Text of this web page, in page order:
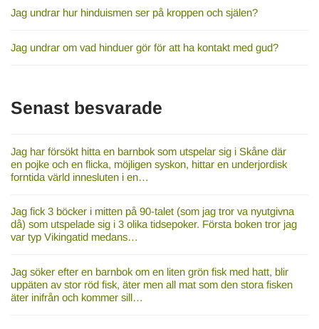
Jag undrar hur hinduismen ser på kroppen och själen?
Jag undrar om vad hinduer gör för att ha kontakt med gud?
Senast besvarade
Jag har försökt hitta en barnbok som utspelar sig i Skåne där
en pojke och en flicka, möjligen syskon, hittar en underjordisk
forntida värld innesluten i en…
Jag fick 3 böcker i mitten på 90-talet (som jag tror va nyutgivna
då) som utspelade sig i 3 olika tidsepoker. Första boken tror jag
var typ Vikingatid medans…
Jag söker efter en barnbok om en liten grön fisk med hatt, blir
uppäten av stor röd fisk, äter men all mat som den stora fisken
äter inifrån och kommer sill…